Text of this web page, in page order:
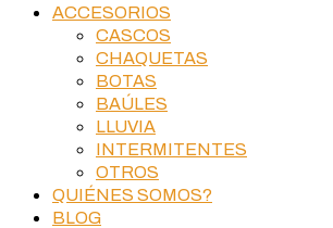
ACCESORIOS
CASCOS
CHAQUETAS
BOTAS
BAÚLES
LLUVIA
INTERMITENTES
OTROS
QUIÉNES SOMOS?
BLOG